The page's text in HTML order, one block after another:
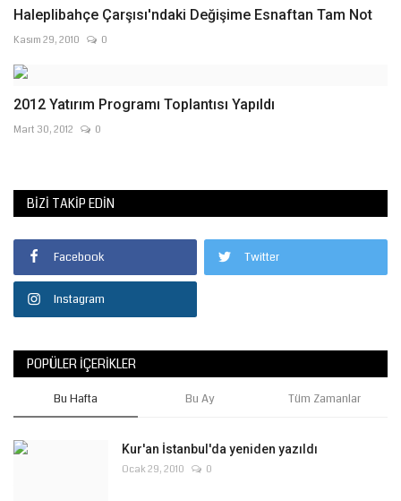
Haleplibahçe Çarşısı'ndaki Değişime Esnaftan Tam Not
Kasım 29, 2010 0
2012 Yatırım Programı Toplantısı Yapıldı
Mart 30, 2012 0
BIZI TAKIP EDIN
Facebook Twitter
Instagram
POPÜLER İÇERIKLER
Bu Hafta Bu Ay Tüm Zamanlar
Kur'an İstanbul'da yeniden yazıldı
Ocak 29, 2010 0